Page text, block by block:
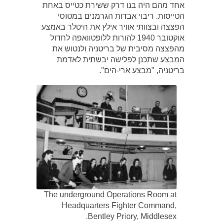
אחד מהם היה בנו דרק ששירת כטייס באחת
הטייסות. ריבוי אבדות הגרמנים במטוסי
הפצצה ובצוותי אוויר אילץ את היטלר באמצע
אוקטובר 1940 להורות ללופטוואפה לחדול
מהפצצה מסיבית של בריטניה ולנטוש את
המבצע שתכנן לפלישה יבשתית לאדמת
בריטניה, "מבצע ארי-הים".
The underground Operations Room at
Headquarters Fighter Command,
Bentley Priory, Middlesex.